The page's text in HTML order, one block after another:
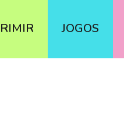
JOGOS